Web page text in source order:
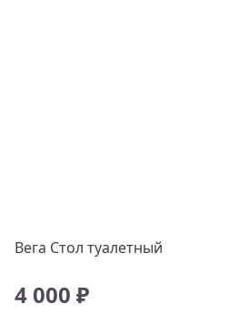
Вега Стол туалетный
4 000 ₽